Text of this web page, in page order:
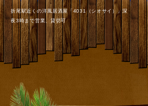
折尾駅近くの洋風居酒屋「4031（シオサイ）」深
夜3時まで営業、貸切可